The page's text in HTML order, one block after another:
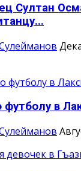
Султан
футболу в